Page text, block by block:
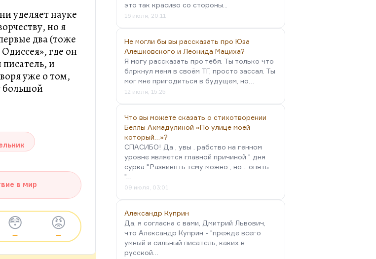
уделяет науке
но я
два (тоже
где он
и
уже о том,
большой
в мир
😳
—
😡
—
это так красиво со стороны...
16 июля, 20:11
Не могли бы вы рассказать про Юза
Алешковского и Леонида Мациха?
Я могу рассказать про тебя. Ты только что
блркнул меня в своём ТГ, просто зассал. Ты
мог мне пригодиться в будущем, но…
12 июля, 15:25
Что вы можете сказать о стихотворении
Беллы Ахмадулиной «По улице моей
который…»?
СПАСИБО! Да , увы . рабство на генном
уровне является главной причиной " дня
сурка ".Развивпть тему можно , но .. опять
"…
09 июля, 03:01
Александр Куприн
Да, я согласна с вами, Дмитрий Львович,
что Александр Куприн - "прежде всего
умный и сильный писатель, каких в
русской…